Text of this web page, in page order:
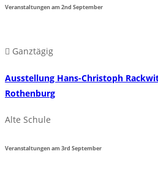
Veranstaltungen am2nd September
Ganztägig
Ausstellung Hans-Christoph
Rothenburg
Alte Schule
Veranstaltungen am3rd September